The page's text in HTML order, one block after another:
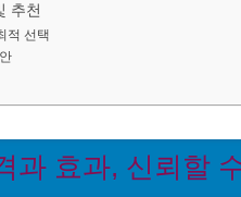
추천
적 선택
과 효과, 신뢰할